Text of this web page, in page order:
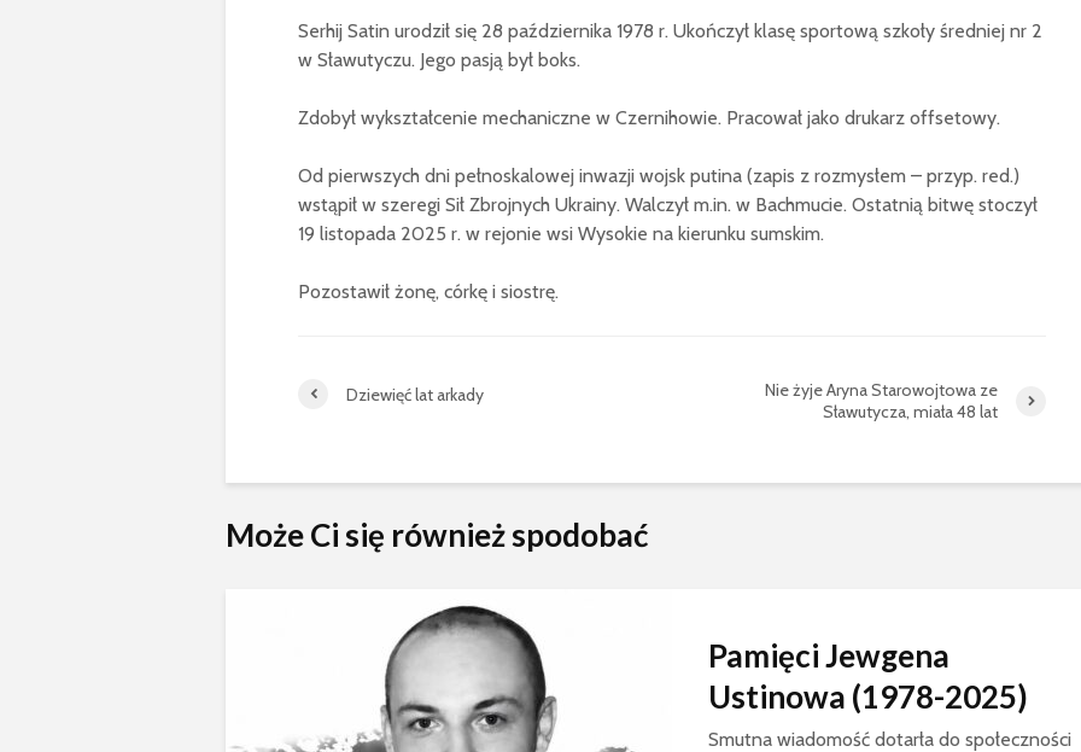
Serhij Satin urodził się 28 października 1978 r. Ukończył klasę sportową szkoły średniej nr 2
w Sławutyczu. Jego pasją był boks.
Zdobył wykształcenie mechaniczne w Czernihowie. Pracował jako drukarz offsetowy.
Od pierwszych dni pełnoskalowej inwazji wojsk putina (zapis z rozmysłem – przyp. red.)
wstąpił w szeregi Sił Zbrojnych Ukrainy. Walczył m.in. w Bachmucie. Ostatnią bitwę stoczył
19 listopada 2025 r. w rejonie wsi Wysokie na kierunku sumskim.
Pozostawił żonę, córkę i siostrę.
Dziewięć lat arkady
Nie żyje Aryna Starowojtowa ze
Sławutycza, miała 48 lat
Może Ci się również spodobać
Pamięci Jewgena
Ustinowa (1978-2025)
Smutna wiadomość dotarła do społeczności